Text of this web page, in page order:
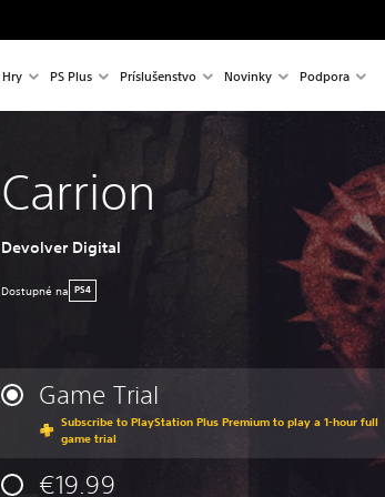
Hry PS Plus Príslušenstvo Novinky Podpora
Carrion
Devolver Digital
Dostupné na PS4
Game Trial
Subscribe to PlayStation Plus Premium to play a 1-hour full
game trial
€19.99